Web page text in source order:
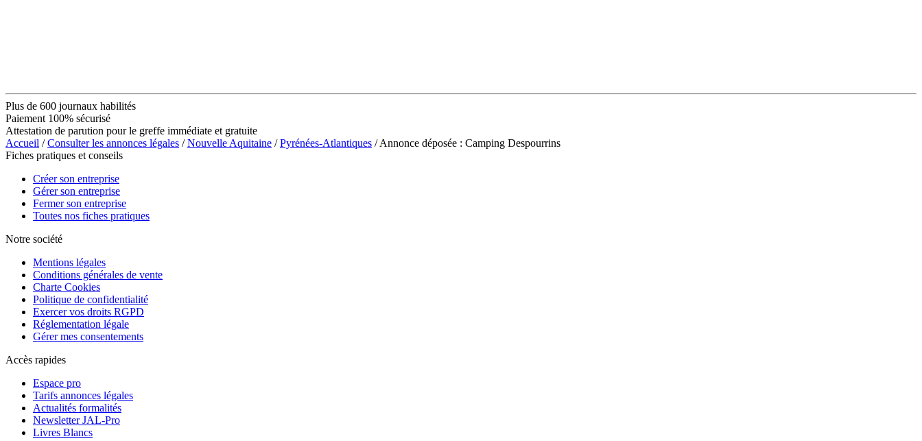
Plus de 600 journaux habilités
Paiement 100% sécurisé
Attestation de parution pour le greffe immédiate et gratuite
Accueil /Consulter les annonces légales /Nouvelle Aquitaine /Pyrénées-Atlantiques / Annonce déposée : Camping Despourrins
Fiches pratiques et conseils
Créer son entreprise
Gérer son entreprise
Fermer son entreprise
Toutes nos fiches pratiques
Notre société
Mentions légales
Conditions générales de vente
Charte Cookies
Politique de confidentialité
Exercer vos droits RGPD
Réglementation légale
Gérer mes consentements
Accès rapides
Espace pro
Tarifs annonces légales
Actualités formalités
Newsletter JAL-Pro
Livres Blancs